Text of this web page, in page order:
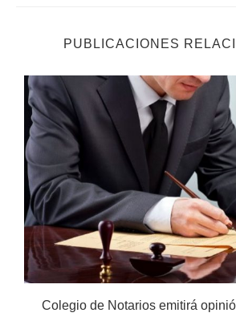
PUBLICACIONES
Colegio de Notarios emitirá